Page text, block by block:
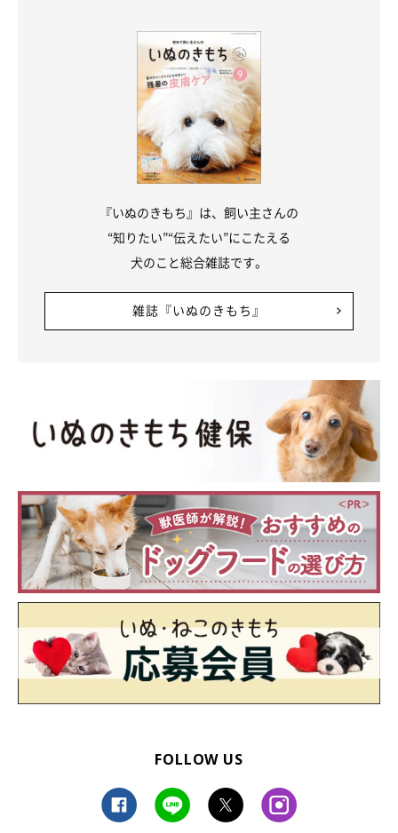
『いぬのきもち』は、飼い主さんの
“知りたい”“伝えたい”にこたえる
犬のこと総合雑誌です。
雑誌『いぬのきもち』
FOLLOW US